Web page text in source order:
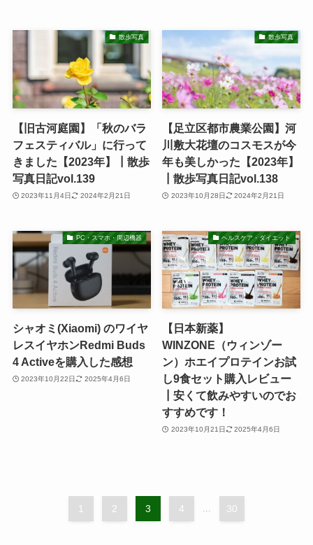
散歩写真
【旧古河庭園】「秋のバラ
フェスティバル」に行って
きました【2023年】┃散歩
写真日記vol.139
2023年11月4日 2024年2月21日
散歩写真
【足立区都市農業公園】河
川敷大花壇のコスモスが今
年も美しかった【2023年】
┃散歩写真日記vol.138
2023年10月28日 2024年2月21日
PC・スマホ・周辺機器
シャオミ(Xiaomi) のワイヤ
レスイヤホンRedmi Buds
4 Activeを購入した感想
2023年10月22日 2025年4月6日
ヘルスケア・ダイエット
【日本新薬】
WINZONE（ウィンゾー
ン）ホエイプロテインお試
し9食セット購入レビュー
┃安くて飲みやすいのでお
すすめです！
2023年10月21日 2025年4月6日
1 2 3 4 ... 30